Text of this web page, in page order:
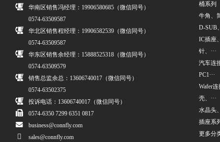
华南区销售冯经理：19906580685（微信同号）
0574-63509587
华北区销售程经理：19906582539（微信同号）
0574-63509587
华东区销售余经理：15888525318（微信同号）
0574-63509579
销售总监余总：13606740017（微信同号）
0574-63502375
投诉电话：13606740017（微信同号）
0574-6350 7299 6351 0817
business@connfly.com
sales@connfly.com
桶系列
牛角、
D-SUB
IC插座
针、···
汽车连
PC1···
Wafer
壳、···
水晶头
插座系
更多分